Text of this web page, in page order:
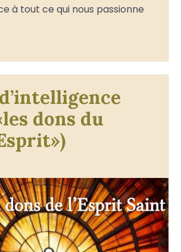
à tout ce qui nous passionne
dons du